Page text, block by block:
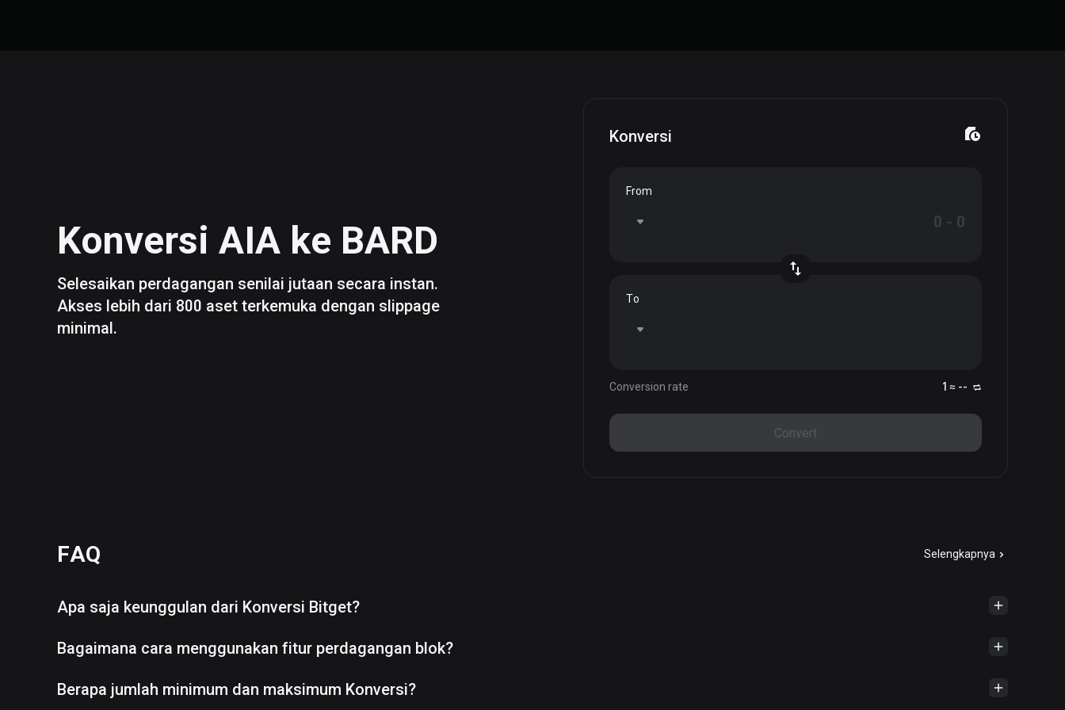
Konversi AIA ke BARD
Selesaikan perdagangan senilai jutaan secara instan.
Akses lebih dari 800 aset terkemuka dengan slippage
minimal.
Konversi
From
To
Conversion rate 1 ≈ --
Convert
FAQ Selengkapnya
Apa saja keunggulan dari Konversi Bitget?
Bagaimana cara menggunakan fitur perdagangan blok?
Berapa jumlah minimum dan maksimum Konversi?